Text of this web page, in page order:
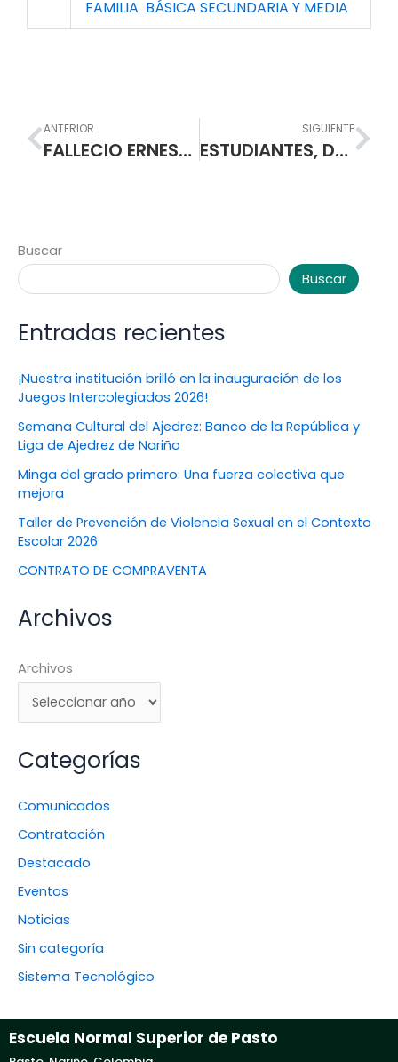
FAMILIA BÁSICA SECUNDARIA Y MEDIA
Prev
ANTERIOR
FALLECIO ERNESTO, “FOTOGRAFO OFICIAL” DE LA ESCUELA NORMAL.
SIGUIENTE
ESTUDIANTES, DOCENTES Y DIRECTIVOS DE LA ESCUELA NORMAL PÁRTICIPAN DEL DIPLOMADO: “FORMACION PARA LA ACCION EN DERECHOS HUMANOS Y EDUCACION PARA LA PAZ”
Buscar
Buscar
Entradas recientes
¡Nuestra institución brilló en la inauguración de los
Juegos Intercolegiados 2026!
Semana Cultural del Ajedrez: Banco de la República y
Liga de Ajedrez de Nariño
Minga del grado primero: Una fuerza colectiva que
mejora
Taller de Prevención de Violencia Sexual en el Contexto
Escolar 2026
CONTRATO DE COMPRAVENTA
Archivos
Archivos
Categorías
Comunicados
Contratación
Destacado
Eventos
Noticias
Sin categoría
Sistema Tecnológico
Escuela Normal Superior de Pasto